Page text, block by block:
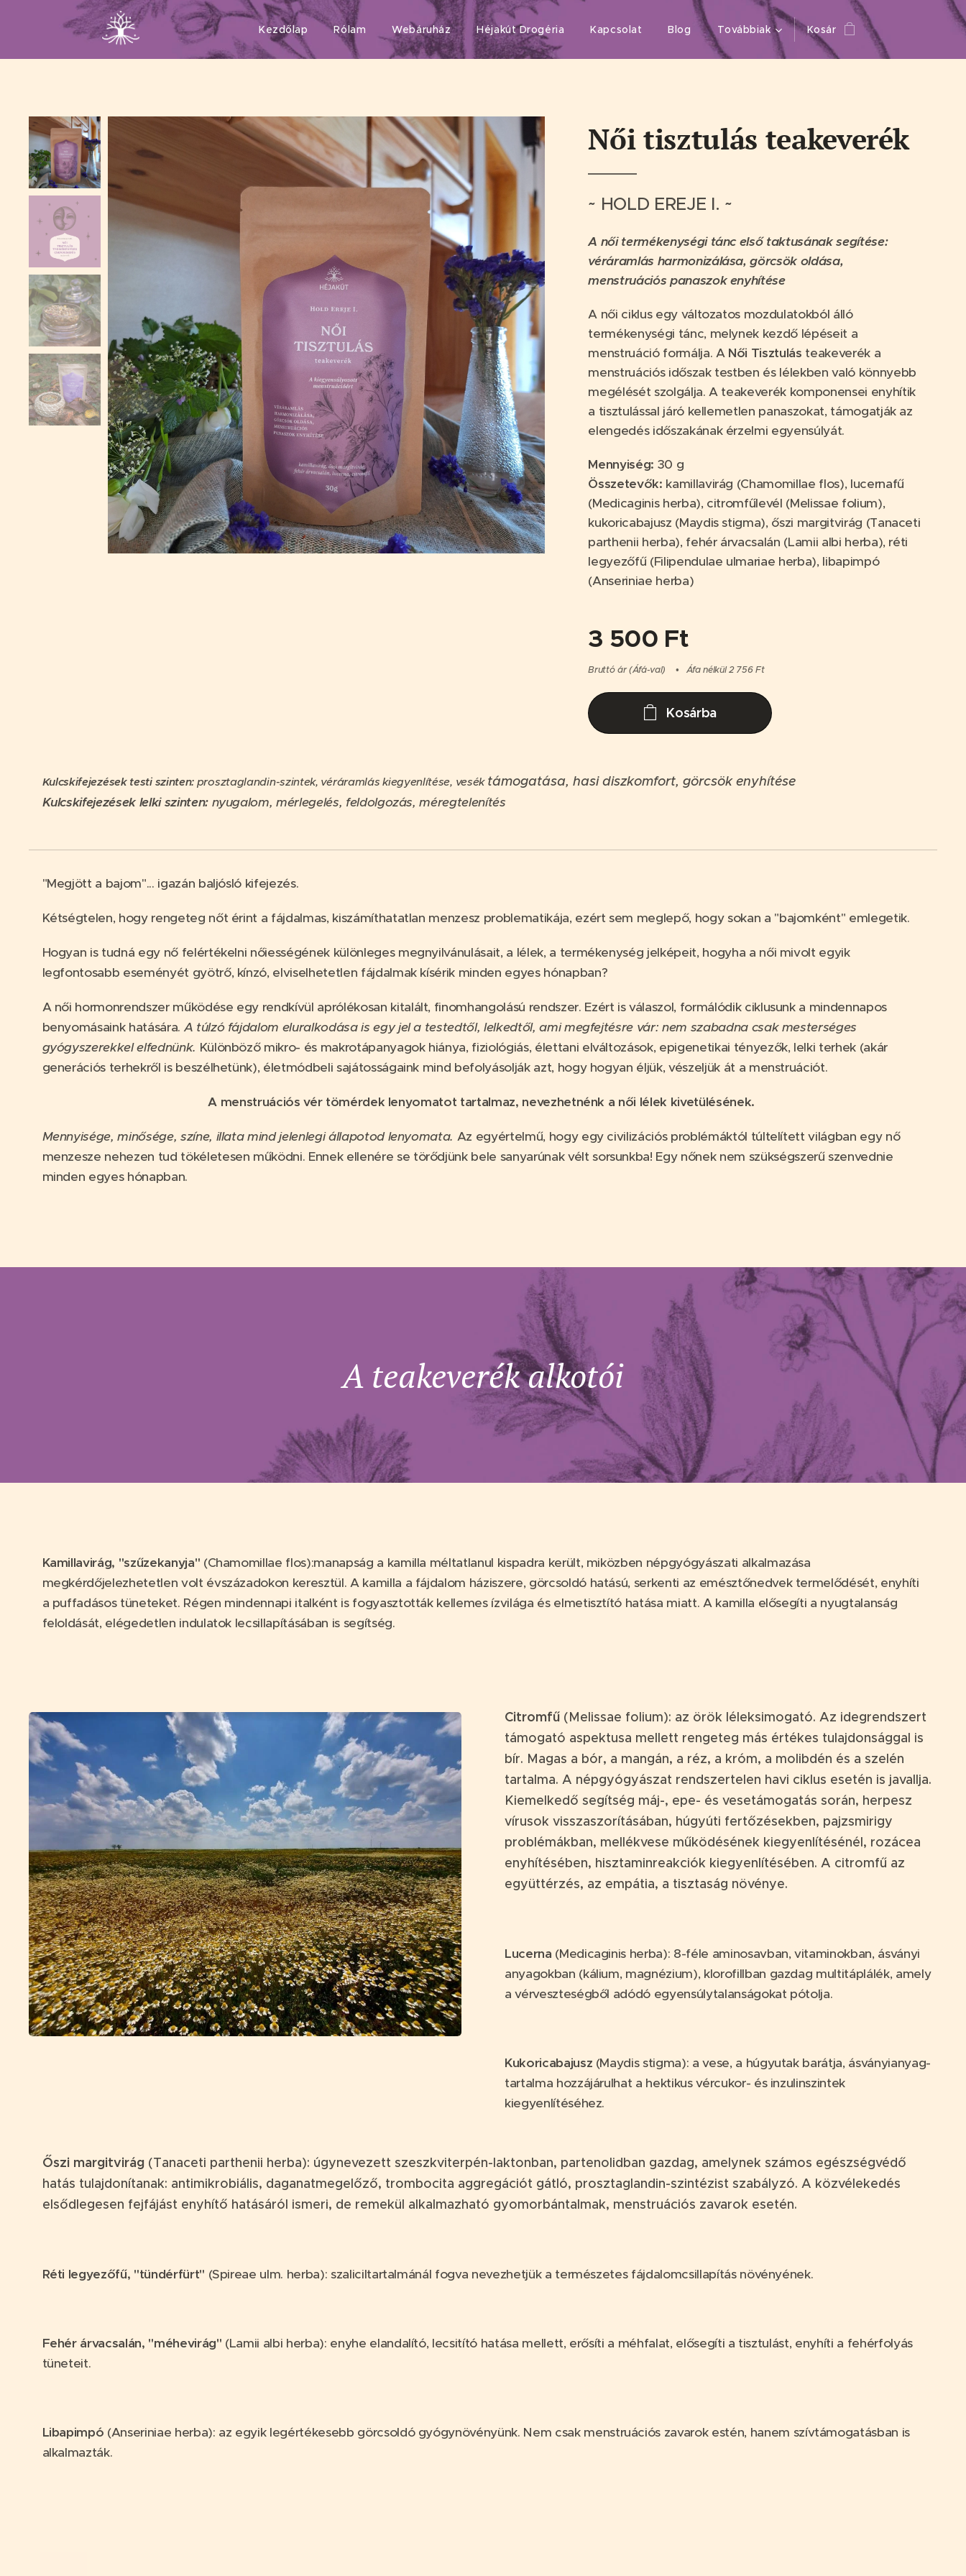
Kezdőlap Rólam Webáruház Héjakút Drogéria Kapcsolat Blog Továbbiak Kosár
Női tisztulás teakeverék
~ HOLD EREJE I. ~
A női termékenységi tánc első taktusának segítése:
véráramlás harmonizálása, görcsök oldása,
menstruációs panaszok enyhítése
A női ciklus egy változatos mozdulatokból álló
termékenységi tánc, melynek kezdő lépéseit a
menstruáció formálja. A Női Tisztulás teakeverék a
menstruációs időszak testben és lélekben való könnyebb
megélését szolgálja. A teakeverék komponensei enyhítik
a tisztulással járó kellemetlen panaszokat, támogatják az
elengedés időszakának érzelmi egyensúlyát.
Mennyiség: 30 g
Összetevők: kamillavirág (Chamomillae flos), lucernafű
(Medicaginis herba), citromfűlevél (Melissae folium),
kukoricabajusz (Maydis stigma), őszi margitvirág (Tanaceti
parthenii herba), fehér árvacsalán (Lamii albi herba), réti
legyezőfű (Filipendulae ulmariae herba), libapimpó
(Anseriniae herba)
3 500 Ft
Bruttó ár (Áfá-val) Áfa nélkül 2 756 Ft
Kosárba
Kulcskifejezések testi szinten: prosztaglandin-szintek, véráramlás kiegyenlítése, vesék támogatása, hasi diszkomfort, görcsök enyhítése
Kulcskifejezések lelki szinten: nyugalom, mérlegelés, feldolgozás, méregtelenítés
"Megjött a bajom"... igazán baljósló kifejezés.
Kétségtelen, hogy rengeteg nőt érint a fájdalmas, kiszámíthatatlan menzesz problematikája, ezért sem meglepő, hogy sokan a "bajomként" emlegetik.
Hogyan is tudná egy nő felértékelni nőiességének különleges megnyilvánulásait, a lélek, a termékenység jelképeit, hogyha a női mivolt egyik
legfontosabb eseményét gyötrő, kínzó, elviselhetetlen fájdalmak kísérik minden egyes hónapban?
A női hormonrendszer működése egy rendkívül aprólékosan kitalált, finomhangolású rendszer. Ezért is válaszol, formálódik ciklusunk a mindennapos
benyomásaink hatására. A túlzó fájdalom eluralkodása is egy jel a testedtől, lelkedtől, ami megfejtésre vár: nem szabadna csak mesterséges
gyógyszerekkel elfednünk. Különböző mikro- és makrotápanyagok hiánya, fiziológiás, élettani elváltozások, epigenetikai tényezők, lelki terhek (akár
generációs terhekről is beszélhetünk), életmódbeli sajátosságaink mind befolyásolják azt, hogy hogyan éljük, vészeljük át a menstruációt.
A menstruációs vér tömérdek lenyomatot tartalmaz, nevezhetnénk a női lélek kivetülésének.
Mennyisége, minősége, színe, illata mind jelenlegi állapotod lenyomata. Az egyértelmű, hogy egy civilizációs problémáktól túltelített világban egy nő
menzesze nehezen tud tökéletesen működni. Ennek ellenére se törődjünk bele sanyarúnak vélt sorsunkba! Egy nőnek nem szükségszerű szenvednie
minden egyes hónapban.
A teakeverék alkotói
Kamillavirág, "szűzekanyja" (Chamomillae flos):manapság a kamilla méltatlanul kispadra került, miközben népgyógyászati alkalmazása
megkérdőjelezhetetlen volt évszázadokon keresztül. A kamilla a fájdalom háziszere, görcsoldó hatású, serkenti az emésztőnedvek termelődését, enyhíti
a puffadásos tüneteket. Régen mindennapi italként is fogyasztották kellemes ízvilága és elmetisztító hatása miatt. A kamilla elősegíti a nyugtalanság
feloldását, elégedetlen indulatok lecsillapításában is segítség.
Citromfű (Melissae folium): az örök léleksimogató. Az idegrendszert
támogató aspektusa mellett rengeteg más értékes tulajdonsággal is
bír. Magas a bór, a mangán, a réz, a króm, a molibdén és a szelén
tartalma. A népgyógyászat rendszertelen havi ciklus esetén is javallja.
Kiemelkedő segítség máj-, epe- és vesetámogatás során, herpesz
vírusok visszaszorításában, húgyúti fertőzésekben, pajzsmirigy
problémákban, mellékvese működésének kiegyenlítésénél, rozácea
enyhítésében, hisztaminreakciók kiegyenlítésében. A citromfű az
együttérzés, az empátia, a tisztaság növénye.
Lucerna (Medicaginis herba): 8-féle aminosavban, vitaminokban, ásványi
anyagokban (kálium, magnézium), klorofillban gazdag multitáplálék, amely
a vérveszteségből adódó egyensúlytalanságokat pótolja.
Kukoricabajusz (Maydis stigma): a vese, a húgyutak barátja, ásványianyag-
tartalma hozzájárulhat a hektikus vércukor- és inzulinszintek
kiegyenlítéséhez.
Őszi margitvirág (Tanaceti parthenii herba): úgynevezett szeszkviterpén-laktonban, partenolidban gazdag, amelynek számos egészségvédő
hatás tulajdonítanak: antimikrobiális, daganatmegelőző, trombocita aggregációt gátló, prosztaglandin-szintézist szabályzó. A közvélekedés
elsődlegesen fejfájást enyhítő hatásáról ismeri, de remekül alkalmazható gyomorbántalmak, menstruációs zavarok esetén.
Réti legyezőfű, "tündérfürt" (Spireae ulm. herba): szaliciltartalmánál fogva nevezhetjük a természetes fájdalomcsillapítás növényének.
Fehér árvacsalán, "méhevirág" (Lamii albi herba): enyhe elandalító, lecsitító hatása mellett, erősíti a méhfalat, elősegíti a tisztulást, enyhíti a fehérfolyás
tüneteit.
Libapimpó (Anseriniae herba): az egyik legértékesebb görcsoldó gyógynövényünk. Nem csak menstruációs zavarok estén, hanem szívtámogatásban is
alkalmazták.